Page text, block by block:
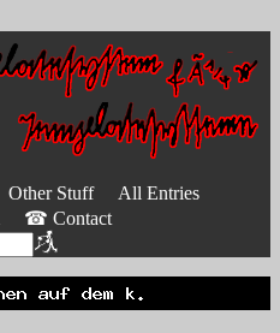
Other Stuff
All Entries
☎ Contact